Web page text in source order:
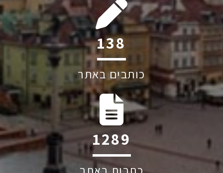
190
כותבים באתר
1765